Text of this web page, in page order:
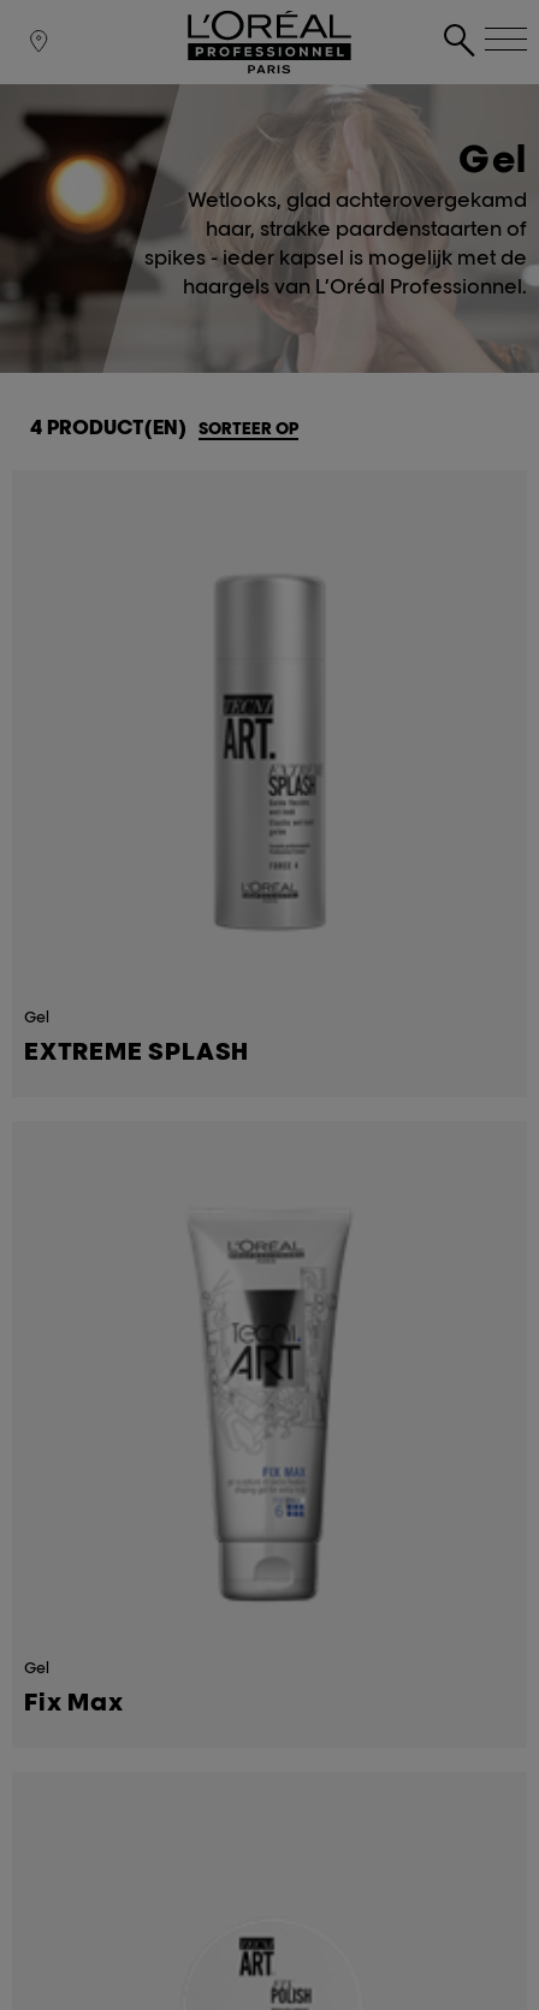
Gel
Wetlooks, glad achterovergekamd
haar, strakke paardenstaarten of
spikes - ieder kapsel is mogelijk met de
haargels van L’Oréal Professionnel.
4 PRODUCT(EN) SORTEER OP
Gel
EXTREME SPLASH
Gel
Fix Max